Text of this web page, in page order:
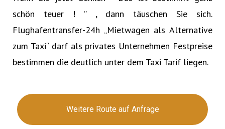
schön teuer ! ” , dann täuschen Sie sich.
Flughafentransfer-24h „Mietwagen als Alternative
zum Taxi“ darf als privates Unternehmen Festpreise
bestimmen die deutlich unter dem Taxi Tarif liegen.
Weitere Route auf Anfrage